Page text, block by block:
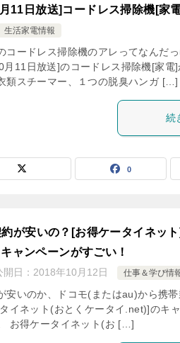
11日放送]コードレス掃除機[家
生活家電情報
コードレス掃除機のアレってなんだ
11日放送]のコードレス掃除機[家電
類スチーマー、１つの脱臭ハンガ […]
続
0
が安いの？[お得ケータイネッ
ャンペーンがすごい！
開日： 2018年10月12日 仕事＆学び情
安いのか、ドコモ(またはau)から携
イネット(おとくケータイ.net)]のキ
お得ケータイネット(お […]